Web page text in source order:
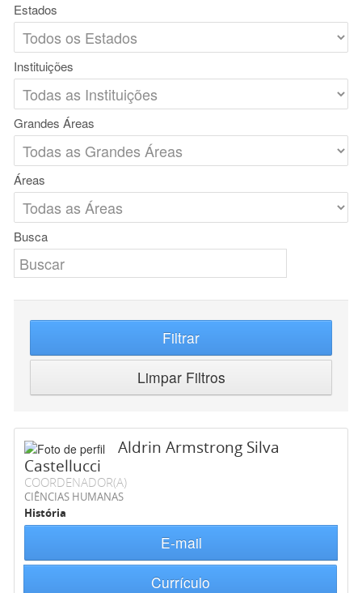
Estados
Instituições
Grandes Áreas
Áreas
Busca
Filtrar
Limpar Filtros
Aldrin Armstrong Silva
Castellucci
COORDENADOR(A)
CIÊNCIAS HUMANAS
História
E-mail
Currículo